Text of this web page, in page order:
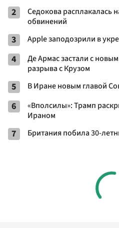
2
Седокова расплакалась
обвинений
3 Apple заподозрили в
4
Де Армас застали с
разрыва с Крузом
5 В Иране новым главой
6
«Вполсилы»: Трамп
Ираном
7 Британия побила 30-